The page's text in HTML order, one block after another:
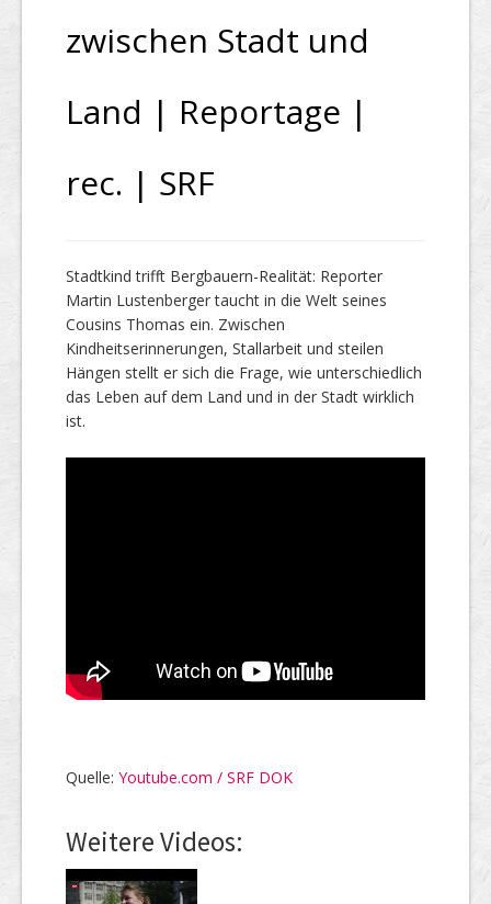
zwischen Stadt und
Land | Reportage |
rec. | SRF
Stadtkind trifft Bergbauern-Realität: Reporter
Martin Lustenberger taucht in die Welt seines
Cousins Thomas ein. Zwischen
Kindheitserinnerungen, Stallarbeit und steilen
Hängen stellt er sich die Frage, wie unterschiedlich
das Leben auf dem Land und in der Stadt wirklich
ist.
Quelle: Youtube.com / SRF DOK
Weitere Videos: